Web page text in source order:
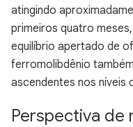
atingindo
primeiros quatro
equilíbrio apertado de
ferromolibdênio
ascendentes nos níveis
Perspectiva de